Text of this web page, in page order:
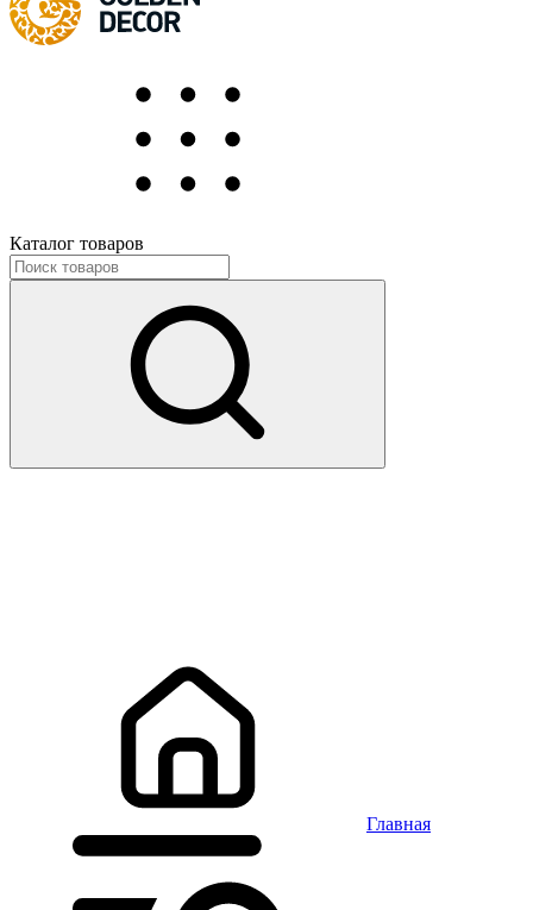
Каталог товаров
Главная